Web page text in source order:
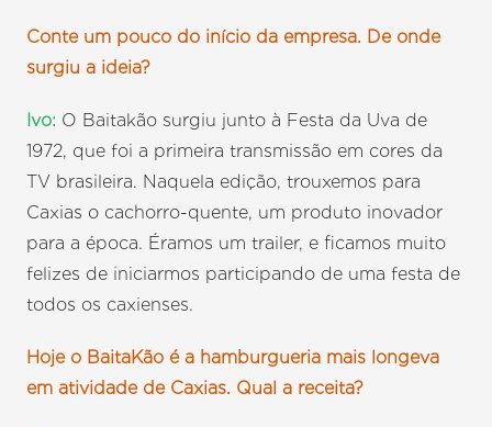
Conte um pouco do início da empresa. De onde
surgiu a ideia?
Ivo: O Baitakão surgiu junto à Festa da Uva de
1972, que foi a primeira transmissão em cores da
TV brasileira. Naquela edição, trouxemos para
Caxias o cachorro-quente, um produto inovador
para a época. Éramos um trailer, e ficamos muito
felizes de iniciarmos participando de uma festa de
todos os caxienses.
Hoje o BaitaKão é a hamburgueria mais longeva
em atividade de Caxias. Qual a receita?